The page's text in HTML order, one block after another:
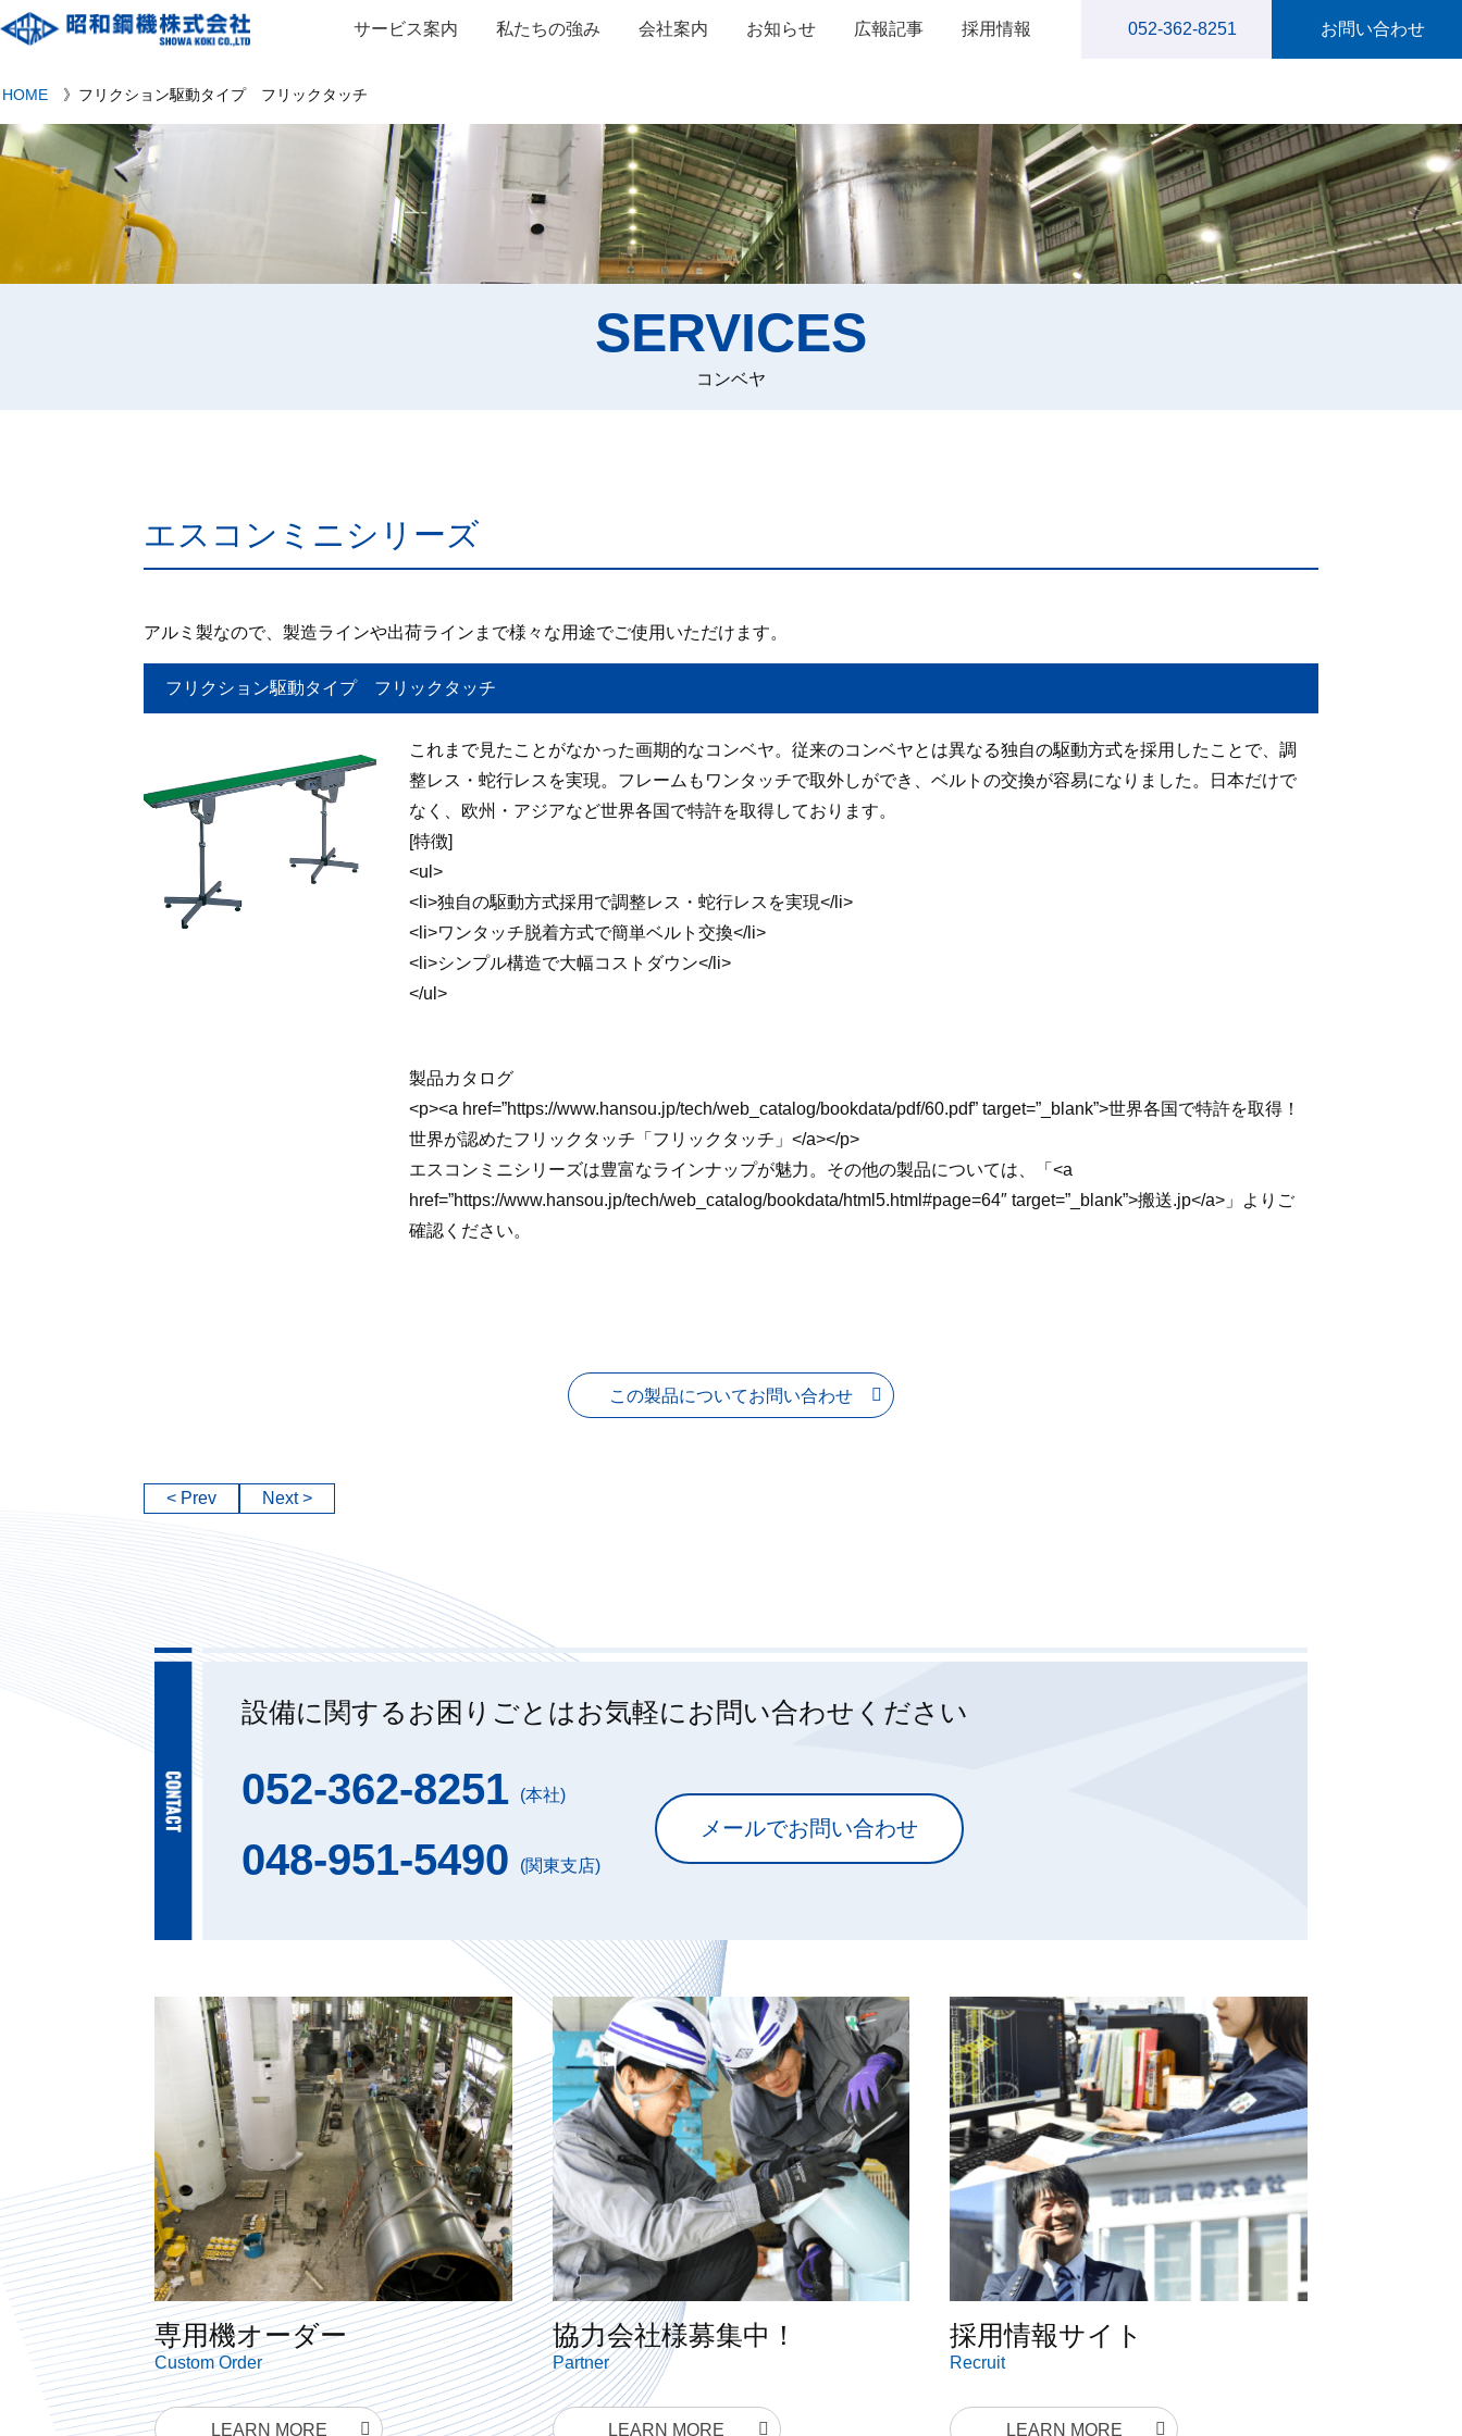
サービス案内 私たちの強み 会社案内 お知らせ 広報記事 採用情報 052-362-8251 お問い合わせ
HOME 》 フリクション駆動タイプ フリックタッチ
SERVICES
コンベヤ
エスコンミニシリーズ
アルミ製なので、製造ラインや出荷ラインまで様々な用途でご使用いただけます。
フリクション駆動タイプ フリックタッチ
これまで見たことがなかった画期的なコンベヤ。従来のコンベヤとは異なる独自の駆動方式を採用したことで、調
整レス・蛇行レスを実現。フレームもワンタッチで取外しができ、ベルトの交換が容易になりました。日本だけで
なく、欧州・アジアなど世界各国で特許を取得しております。
[特徴]
<ul>
<li>独自の駆動方式採用で調整レス・蛇行レスを実現</li>
<li>ワンタッチ脱着方式で簡単ベルト交換</li>
<li>シンプル構造で大幅コストダウン</li>
</ul>
製品カタログ
<p><a href=”https://www.hansou.jp/tech/web_catalog/bookdata/pdf/60.pdf” target=”_blank”>世界各国で特許を取得！
世界が認めたフリックタッチ「フリックタッチ」</a></p>
エスコンミニシリーズは豊富なラインナップが魅力。その他の製品については、「<a
href=”https://www.hansou.jp/tech/web_catalog/bookdata/html5.html#page=64″ target=”_blank”>搬送.jp</a>」よりご
確認ください。
この製品についてお問い合わせ
< Prev Next >
設備に関するお困りごとはお気軽にお問い合わせください
052-362-8251 (本社)
048-951-5490 (関東支店)
メールでお問い合わせ
専用機オーダー
Custom Order
LEARN MORE
協力会社様募集中！
Partner
LEARN MORE
採用情報サイト
Recruit
LEARN MORE